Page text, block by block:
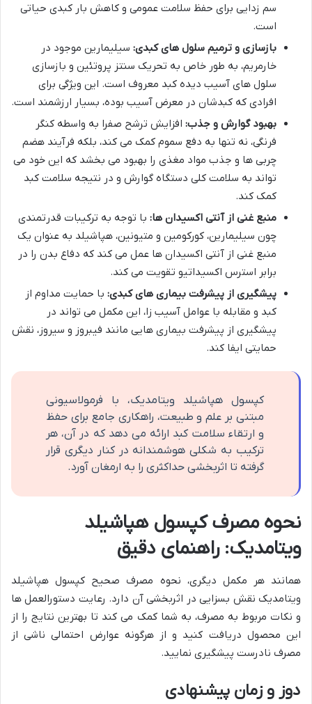
سم زدایی برای حفظ سلامت عمومی و کاهش بار کبدی حیاتی
است.
بازسازی و ترمیم سلول های کبدی: سیلیمارین موجود در
خارمریم، به طور خاص به تحریک سنتز پروتئین و بازسازی
سلول های آسیب دیده کبد معروف است. این ویژگی برای
افرادی که کبدشان در معرض آسیب بوده، بسیار ارزشمند است.
بهبود گوارش و جذب: افزایش ترشح صفرا به واسطه کنگر
فرنگی، نه تنها به دفع سموم کمک می کند، بلکه فرآیند هضم
چربی ها و جذب مواد مغذی را بهبود می بخشد که این خود می
تواند به سلامت کلی دستگاه گوارش و در نتیجه سلامت کبد
کمک کند.
منبع غنی از آنتی اکسیدان ها: با توجه به ترکیبات قدرتمندی
چون سیلیمارین، کورکومین و متیونین، هپاشیلد به عنوان یک
منبع غنی از آنتی اکسیدان ها عمل می کند که دفاع بدن را در
برابر استرس اکسیداتیو تقویت می کند.
پیشگیری از پیشرفت بیماری های کبدی: با حمایت مداوم از
کبد و مقابله با عوامل آسیب زا، این مکمل می تواند در
پیشگیری از پیشرفت بیماری هایی مانند فیبروز و سیروز، نقش
حمایتی ایفا کند.
کپسول هپاشیلد ویتامدیک، با فرمولاسیونی
مبتنی بر علم و طبیعت، راهکاری جامع برای حفظ
و ارتقاء سلامت کبد ارائه می دهد که در آن، هر
ترکیب به شکلی هوشمندانه در کنار دیگری قرار
گرفته تا اثربخشی حداکثری را به ارمغان آورد.
نحوه مصرف کپسول هپاشیلد
ویتامدیک: راهنمای دقیق
همانند هر مکمل دیگری، نحوه مصرف صحیح کپسول هپاشیلد
ویتامدیک نقش بسزایی در اثربخشی آن دارد. رعایت دستورالعمل ها
و نکات مربوط به مصرف، به شما کمک می کند تا بهترین نتایج را از
این محصول دریافت کنید و از هرگونه عوارض احتمالی ناشی از
مصرف نادرست پیشگیری نمایید.
دوز و زمان پیشنهادی